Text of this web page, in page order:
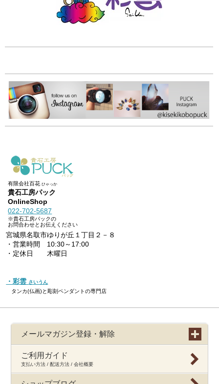
有限会社百花ひゃっか
貴石工房パック
OnlineShop
022-702-5687
※貴石工房パックの
お問合わせとお伝えください
宮城県名取市ゆりが丘１丁目２－８
・営業時間 10:30～17:00
・定休日 木曜日
・彩雲 さいうん
タンカ(仏画)と彫刻ペンダントの専門店
メールマガジン登録・解除
ご利用ガイド
支払い方法 / 配送方法 / 会社概要